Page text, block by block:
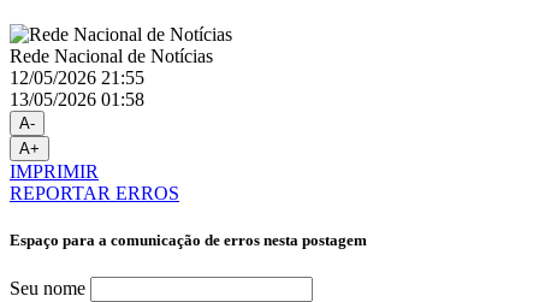
Rede Nacional de Notícias
12/05/2026 21:55
13/05/2026 01:58
A-
A+
IMPRIMIR
REPORTAR ERROS
Espaço para a comunicação de erros nesta postagem
Seu nome